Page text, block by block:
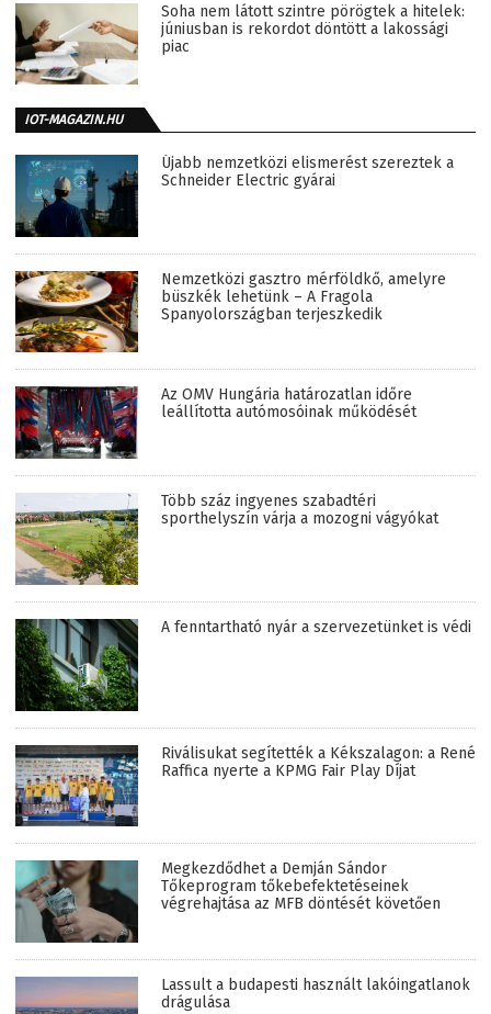
Soha nem látott szintre pörögtek a hitelek:
júniusban is rekordot döntött a lakossági
piac
IOT-MAGAZIN.HU
Újabb nemzetközi elismerést szereztek a
Schneider Electric gyárai
Nemzetközi gasztro mérföldkő, amelyre
büszkék lehetünk – A Fragola
Spanyolországban terjeszkedik
Az OMV Hungária határozatlan időre
leállította autómosóinak működését
Több száz ingyenes szabadtéri
sporthelyszín várja a mozogni vágyókat
A fenntartható nyár a szervezetünket is védi
Riválisukat segítették a Kékszalagon: a René
Raffica nyerte a KPMG Fair Play Díjat
Megkezdődhet a Demján Sándor
Tőkeprogram tőkebefektetéseinek
végrehajtása az MFB döntését követően
Lassult a budapesti használt lakóingatlanok
drágulása